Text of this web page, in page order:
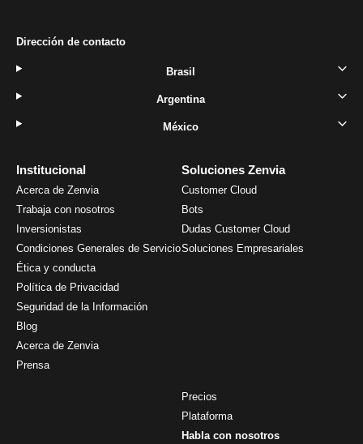
Institucional
Acerca de Zenvia
Trabaja con nosotros
Inversionistas
Condiciones Generales de Servicio
Ética y conducta
Política de Privacidad
Seguridad de la Información
Blog
Acerca de Zenvia
Prensa
Soluciones Zenvia
Customer Cloud
Bots
Dudas Customer Cloud
Soluciones Empresariales
Precios
Plataforma
Habla con nosotros
Dirección de contacto
Brasil
Argentina
México